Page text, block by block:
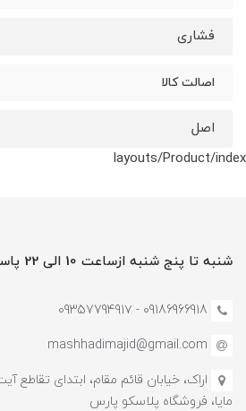
فشاری
اصالت کالا
اصل
layouts/Product/index
شنبه تا پنج شنبه ازساعت 10 الی 22 پاسخگوی شما هستیم
09186966918 - 0935779491۷
mashhadimajid@gmail.com
اراک، خیابان قائم مقام، ابتدای تقاطع
مایا، فروشگاه پلاسکو پارس